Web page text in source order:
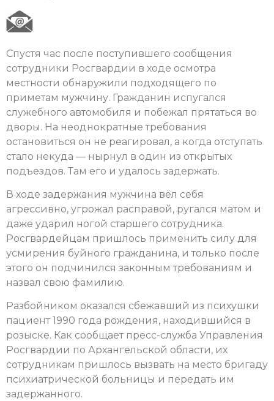
Спустя час после поступившего сообщения
сотрудники Росгвардии в ходе осмотра
местности обнаружили подходящего по
приметам мужчину. Гражданин испугался
служебного автомобиля и побежал прятаться во
дворы. На неоднократные требования
остановиться он не реагировал, а когда отступать
стало некуда — нырнул в один из открытых
подъездов. Там его и удалось задержать.
В ходе задержания мужчина вёл себя
агрессивно, угрожал расправой, ругался матом и
даже ударил ногой старшего сотрудника.
Росгвардейцам пришлось применить силу для
усмирения буйного гражданина, и только после
этого он подчинился законным требованиям и
назвал свою фамилию.
Разбойником оказался сбежавший из психушки
пациент 1990 года рождения, находившийся в
розыске. Как сообщает пресс-служба Управления
Росгвардии по Архангельской области, их
сотрудникам пришлось вызвать на место бригаду
психиатрической больницы и передать им
задержанного.